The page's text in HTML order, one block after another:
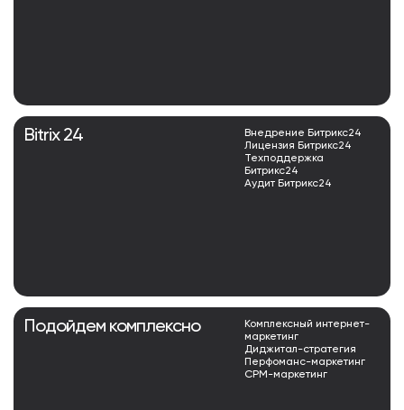
Bitrix 24
Внедрение Битрикс24
Лицензия Битрикс24
Техподдержка
Битрикс24
Аудит Битрикс24
Подойдем комплексно
Комплексный интернет-
маркетинг
Диджитал-стратегия
Перфоманс-маркетинг
СРМ-маркетинг